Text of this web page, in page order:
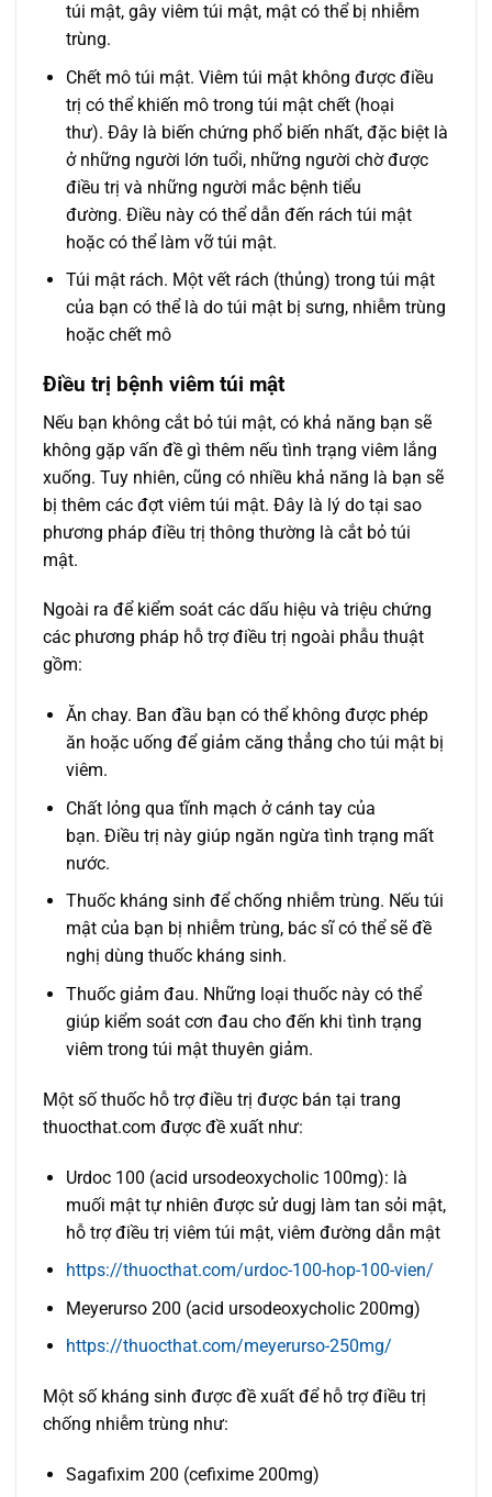
túi mật, gây viêm túi mật, mật có thể bị nhiễm
trùng.
Chết mô túi mật. Viêm túi mật không được điều
trị có thể khiến mô trong túi mật chết (hoại
thư). Đây là biến chứng phổ biến nhất, đặc biệt là
ở những người lớn tuổi, những người chờ được
điều trị và những người mắc bệnh tiểu
đường. Điều này có thể dẫn đến rách túi mật
hoặc có thể làm vỡ túi mật.
Túi mật rách. Một vết rách (thủng) trong túi mật
của bạn có thể là do túi mật bị sưng, nhiễm trùng
hoặc chết mô
Điều trị bệnh viêm túi mật
Nếu bạn không cắt bỏ túi mật, có khả năng bạn sẽ
không gặp vấn đề gì thêm nếu tình trạng viêm lắng
xuống. Tuy nhiên, cũng có nhiều khả năng là bạn sẽ
bị thêm các đợt viêm túi mật. Đây là lý do tại sao
phương pháp điều trị thông thường là cắt bỏ túi
mật.
Ngoài ra để kiểm soát các dấu hiệu và triệu chứng
các phương pháp hỗ trợ điều trị ngoài phẫu thuật
gồm:
Ăn chay. Ban đầu bạn có thể không được phép
ăn hoặc uống để giảm căng thẳng cho túi mật bị
viêm.
Chất lỏng qua tĩnh mạch ở cánh tay của
bạn. Điều trị này giúp ngăn ngừa tình trạng mất
nước.
Thuốc kháng sinh để chống nhiễm trùng. Nếu túi
mật của bạn bị nhiễm trùng, bác sĩ có thể sẽ đề
nghị dùng thuốc kháng sinh.
Thuốc giảm đau. Những loại thuốc này có thể
giúp kiểm soát cơn đau cho đến khi tình trạng
viêm trong túi mật thuyên giảm.
Một số thuốc hỗ trợ điều trị được bán tại trang
thuocthat.com được đề xuất như:
Urdoc 100 (acid ursodeoxycholic 100mg): là
muối mật tự nhiên được sử dugj làm tan sỏi mật,
hỗ trợ điều trị viêm túi mật, viêm đường dẫn mật
https://thuocthat.com/urdoc-100-hop-100-vien/
Meyerurso 200 (acid ursodeoxycholic 200mg)
https://thuocthat.com/meyerurso-250mg/
Một số kháng sinh được đề xuất để hỗ trợ điều trị
chống nhiễm trùng như:
Sagafixim 200 (cefixime 200mg)